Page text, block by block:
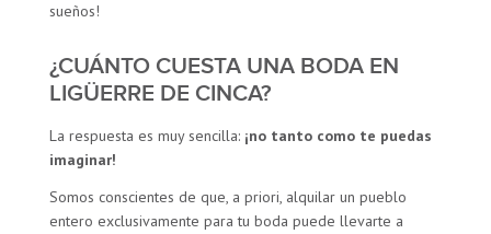
sueños!
¿CUÁNTO CUESTA UNA BODA EN
LIGÜERRE DE CINCA?
La respuesta es muy sencilla: ¡no tanto como te puedas
imaginar!
Somos conscientes de que, a priori, alquilar un pueblo
entero exclusivamente para tu boda puede llevarte a